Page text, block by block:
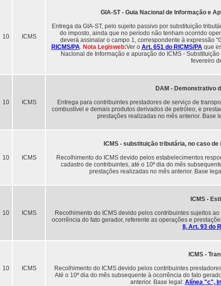
10 ICMS
GIA-ST - Guia Nacional de Informação e
Entrega da GIA-ST, pelo sujeito passivo por substituição
do imposto, ainda que no período não tenham ocorrido
deverá assinalar o campo 1, correspondente à expressão
RICMS/PA. Nota Legisweb:Ver o Art. 651 do RICMS/PAque
Nacional de Informação e apuração do ICMS -
fevereiro
10 ICMS
DAM - Demonstrativo
Entrega para contribuintes prestadores de serviço de
combustível e demais produtos derivados de petróleo, e
prestações realizadas no mês anterior. Base
10 ICMS
ICMS - substituição tributária, no caso
Recolhimento do ICMS devido pelos estabelecimentos
cadastro de contribuintes, até o 10º dia do mês
prestações realizadas no mês anterior. Base
10 ICMS
ICMS -
Recolhimento do ICMS devido pelos contribuintes sujeitos
ocorrência do fato gerador, referente as operações e
II, Art. 93 do
10 ICMS
ICMS -
Recolhimento do ICMS devido pelos contribuintes
Até o 10º dia do mês subsequente à ocorrência do fato
anterior. Base legal: Alínea "c",